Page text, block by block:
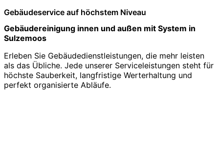
Gebäudeservice auf höchstem Niveau
Gebäudereinigung innen und außen mit System in
Sulzemoos
Erleben Sie Gebäudedienstleistungen, die mehr leisten
als das Übliche. Jede unserer Serviceleistungen steht für
höchste Sauberkeit, langfristige Werterhaltung und
perfekt organisierte Abläufe.